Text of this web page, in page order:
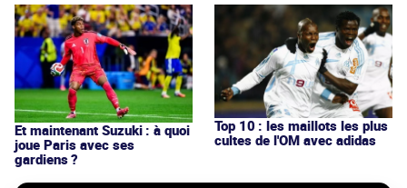
Et maintenant Suzuki : à quoi
joue Paris avec ses
gardiens ?
Top 10 : les maillots les plus
cultes de l'OM avec adidas